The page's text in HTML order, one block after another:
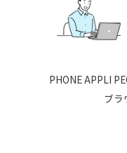
PHONE APPLI
ブラ